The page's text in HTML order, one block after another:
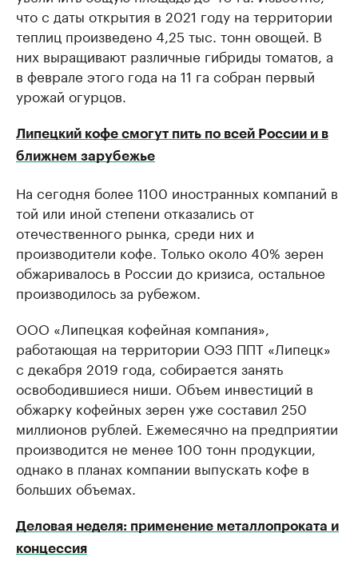
что с даты открытия в 2021 году на территории
теплиц произведено 4,25 тыс. тонн овощей. В
них выращивают различные гибриды томатов, а
в феврале этого года на 11 га собран первый
урожай огурцов.
Липецкий кофе cмогут пить по всей России и в
ближнем зарубежье
На сегодня более 1100 иностранных компаний в
той или иной степени отказались от
отечественного рынка, среди них и
производители кофе. Только около 40% зерен
обжаривалось в России до кризиса, остальное
производилось за рубежом.
ООО «Липецкая кофейная компания»,
работающая на территории ОЭЗ ППТ «Липецк»
с декабря 2019 года, собирается занять
освободившиеся ниши. Объем инвестиций в
обжарку кофейных зерен уже составил 250
миллионов рублей. Ежемесячно на предприятии
производится не менее 100 тонн продукции,
однако в планах компании выпускать кофе в
больших объемах.
Деловая неделя: применение металлопроката и
концессия